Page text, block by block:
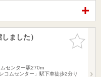
お気に入
りに追加
ました）
ムセンター駅270m
コムセンター」駅下車徒歩2分り